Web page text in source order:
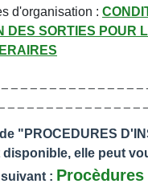
d'organisation :
DES SORTIES POUR
"PROCEDURES
disponible, elle peut
: Procèdures